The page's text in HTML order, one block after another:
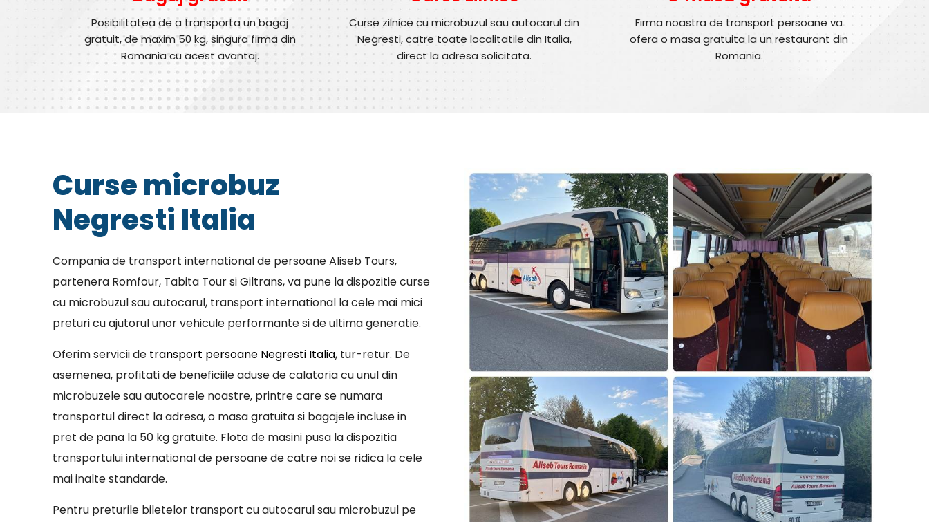
Posibilitatea de a transporta un bagaj
gratuit, de maxim 50 kg, singura firma din
Romania cu acest avantaj.
Curse zilnice cu microbuzul sau autocarul din
Negresti, catre toate localitatile din Italia,
direct la adresa solicitata.
Firma noastra de transport persoane va
ofera o masa gratuita la un restaurant din
Romania.
Curse microbuz
Negresti Italia
Compania de transport international de persoane Aliseb Tours,
partenera Romfour, Tabita Tour si Giltrans, va pune la dispozitie curse
cu microbuzul sau autocarul, transport international la cele mai mici
preturi cu ajutorul unor vehicule performante si de ultima generatie.
Oferim servicii de transport persoane Negresti Italia, tur-retur. De
asemenea, profitati de beneficiile aduse de calatoria cu unul din
microbuzele sau autocarele noastre, printre care se numara
transportul direct la adresa, o masa gratuita si bagajele incluse in
pret de pana la 50 kg gratuite. Flota de masini pusa la dispozitia
transportului international de persoane de catre noi se ridica la cele
mai inalte standarde.
Pentru preturile biletelor transport cu autocarul sau microbuzul pe